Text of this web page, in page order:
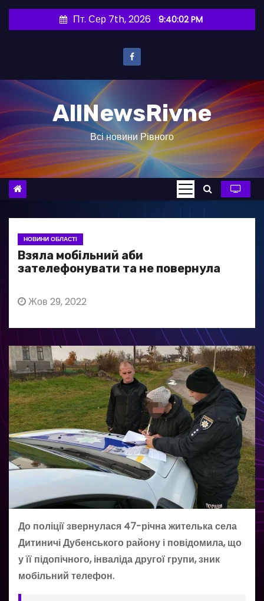
и
о
в
Пт. Сер 7th, 2026 9:40:03 PM
AllNewsRivne
Всі новини Рівного
НОВИНИ ОБЛАСТІ
Взяла мобільний аби
зателефонувати та не повернула
Жов 29, 2022
До поліції звернулася 47-річна жителька села
Дитиничі Дубенського району і повідомила, що
у її підопічного, інваліда другої групи, зник
мобільний телефон.